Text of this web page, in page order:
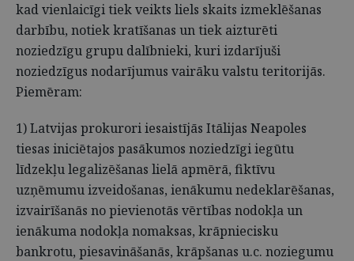
kad vienlaicīgi tiek veikts liels skaits izmeklēšanas
darbību, notiek kratīšanas un tiek aizturēti
noziedzīgu grupu dalībnieki, kuri izdarījuši
noziedzīgus nodarījumus vairāku valstu teritorijās.
Piemēram:
1) Latvijas prokurori iesaistījās Itālijas Neapoles
tiesas iniciētajos pasākumos noziedzīgi iegūtu
līdzekļu legalizēšanas lielā apmērā, fiktīvu
uzņēmumu izveidošanas, ienākumu nedeklarēšanas,
izvairīšanās no pievienotās vērtības nodokļa un
ienākuma nodokļa nomaksas, krāpniecisku
bankrotu, piesavināšanās, krāpšanas u.c. noziegumu